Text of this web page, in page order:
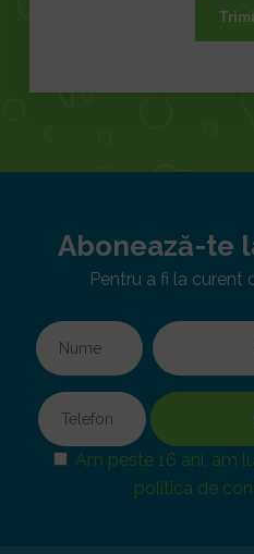
Abonează-te
Pentru a fi la curent
Am peste 16 ani, am
politica de